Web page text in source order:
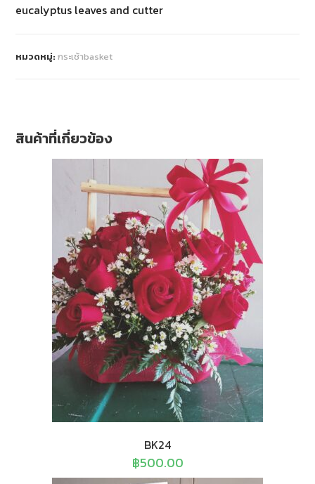
eucalyptus leaves and cutter
หมวดหมู่:กระเช้าbasket
สินค้าที่เกี่ยวข้อง
BK24
฿500.00